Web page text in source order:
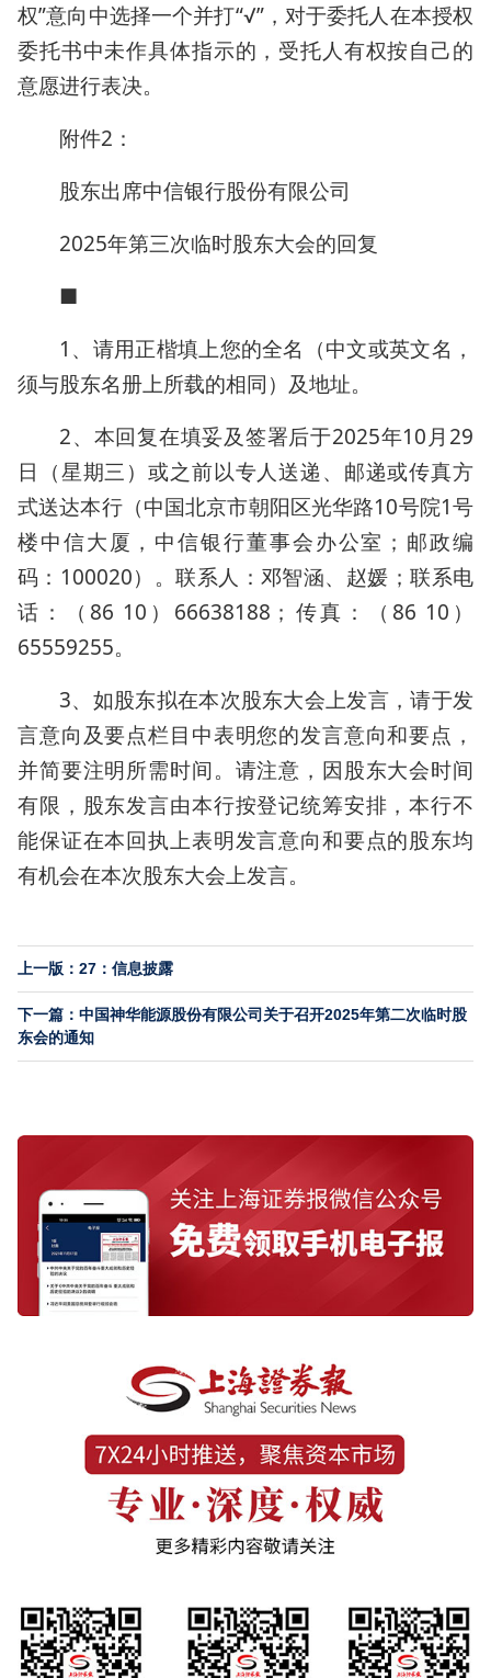
权”意向中选择一个并打“√”，对于委托人在本授权
委托书中未作具体指示的，受托人有权按自己的
意愿进行表决。
附件2：
股东出席中信银行股份有限公司
2025年第三次临时股东大会的回复
■
1、请用正楷填上您的全名（中文或英文名，
须与股东名册上所载的相同）及地址。
2、本回复在填妥及签署后于2025年10月29
日（星期三）或之前以专人送递、邮递或传真方
式送达本行（中国北京市朝阳区光华路10号院1号
楼中信大厦，中信银行董事会办公室；邮政编
码：100020）。联系人：邓智涵、赵媛；联系电
话：（86 10）66638188；传真：（86 10）
65559255。
3、如股东拟在本次股东大会上发言，请于发
言意向及要点栏目中表明您的发言意向和要点，
并简要注明所需时间。请注意，因股东大会时间
有限，股东发言由本行按登记统筹安排，本行不
能保证在本回执上表明发言意向和要点的股东均
有机会在本次股东大会上发言。
上一版：27：信息披露
下一篇：中国神华能源股份有限公司关于召开2025年第二次临时股
东会的通知